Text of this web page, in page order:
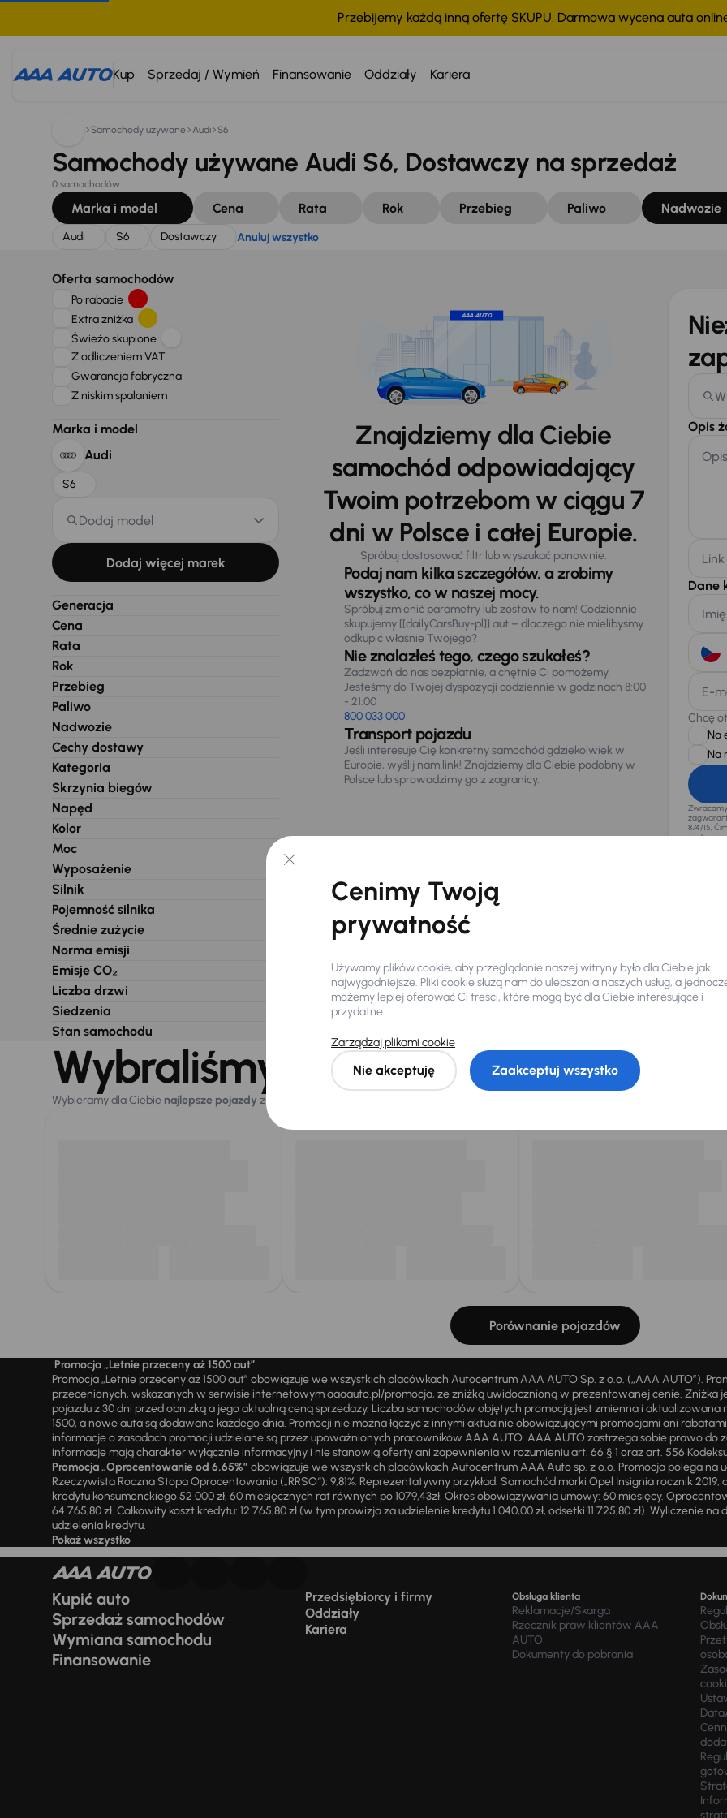
Przebijemy każdą inną ofertę SKUPU. Darmowa wycena auta
Kup Sprzedaj / Wymień Finansowanie Oddziały Kariera
Szukam: Anuluj wszystko
Samochody używane Audi S6
Samochody używane Audi S6, Dostawczy na sprzedaż
0 samochodów
Marka i model Cena Rata Rok Przebieg Paliwo Nadwozie
Audi S6 Dostawczy Anuluj wszystko
Oferta samochodów
Po rabacie
Extra zniżka
Świeżo skupione
Z odliczeniem VAT
Gwarancja fabryczna
Z niskim spalaniem
Marka i model
Audi
S6
Dodaj model
Dodaj więcej marek
Generacja
Cena
Rata
Rok
Przebieg
Paliwo
Nadwozie
Cechy dostawy
Kategoria
Skrzynia biegów
Napęd
Kolor
Moc
Wyposażenie
Silnik
Pojemność silnika
Średnie zużycie
Norma emisji
Emisje CO₂
Liczba drzwi
Siedzenia
Stan samochodu
Znajdziemy dla Ciebie
samochód odpowiadający
Twoim potrzebom w ciągu 7
dni w Polsce i całej Europie.
Spróbuj dostosować filtr lub wyszukać ponownie.
Podaj nam kilka szczegółów, a zrobimy
wszystko, co w naszej mocy.
Spróbuj zmienić parametry lub zostaw to nam! Codziennie
skupujemy [[dailyCarsBuy-pl]] aut – dlaczego nie mielibyśmy
odkupić właśnie Twojego?
Nie znalazłeś tego, czego szukałeś?
Zadzwoń do nas bezpłatnie, a chętnie Ci pomożemy.
Jesteśmy do Twojej dyspozycji codziennie w godzinach 8:00
- 21:00
800 033 000
Transport pojazdu
Jeśli interesuje Cię konkretny samochód gdziekolwiek w
Europie, wyślij nam link! Znajdziemy dla Ciebie podobny w
Polsce lub sprowadzimy go z zagranicy.
Opis
Dane
E-
Chcę
Na
Na
874/15,
osobowe
Wybraliśmy dla Ciebie
Wybieramy dla Ciebie najlepsze pojazdy z naszej oferty. Kupimy dla Ciebie
Porównanie pojazdów
Promocja „Letnie przeceny aż 1500 aut”
Promocja „Letnie przeceny aż 1500 aut” obowiązuje we wszystkich placówkach Autocentrum AAA AUTO Sp. z o.o. („AAA AUTO”).
przecenionych, wskazanych w serwisie internetowym aaaauto.pl/promocja, ze zniżką uwidocznioną w prezentowanej cenie. Zniżka
pojazdu z 30 dni przed obniżką a jego aktualną ceną sprzedaży. Liczba samochodów objętych promocją jest zmienna i
1500, a nowe auta są dodawane każdego dnia. Promocji nie można łączyć z innymi aktualnie obowiązującymi promocjami ani
informacje o zasadach promocji udzielane są przez upoważnionych pracowników AAA AUTO. AAA AUTO zastrzega sobie prawo
informacje mają charakter wyłącznie informacyjny i nie stanowią oferty ani zapewnienia w rozumieniu art. 66 § 1 oraz art. 556
Promocja „Oprocentowanie od 6,65%” obowiązuje we wszystkich placówkach Autocentrum AAA Auto sp. z o.o. Promocja polega na
Rzeczywista Roczna Stopa Oprocentowania („RRSO“): 9,81%. Reprezentatywny przykład: Samochód marki Opel Insignia rocznik 2019,
kredytu konsumenckiego 52 000 zł, 60 miesięcznych rat równych po 1079,43zł. Okres obowiązywania umowy: 60 miesięcy.
64 765,80 zł. Całkowity koszt kredytu: 12 765,80 zł (w tym prowizja za udzielenie kredytu 1 040,00 zł, odsetki 11 725,80 zł). Wyliczenie
udzielenia kredytu.
Pokaż wszystko
Kupić auto
Sprzedaż samochodów
Wymiana samochodu
Finansowanie
Przedsiębiorcy i firmy
Oddziały
Kariera
Obsługa klienta
Reklamacje/Skarga
Rzecznik praw klientów AAA
AUTO
Dokumenty do pobrania
Cenimy Twoją
prywatność
Używamy plików cookie, aby przeglądanie naszej witryny było dla Ciebie jak
najwygodniejsze. Pliki cookie służą nam do ulepszania naszych usług, a
możemy lepiej oferować Ci treści, które mogą być dla Ciebie interesujące i
przydatne.
Zarządzaj plikami cookie
Nie akceptuję Zaakceptuj wszystko